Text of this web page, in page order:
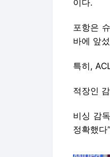
이다.
포항은
바에 앞
특히,
적장인
비싱 감
정확했다